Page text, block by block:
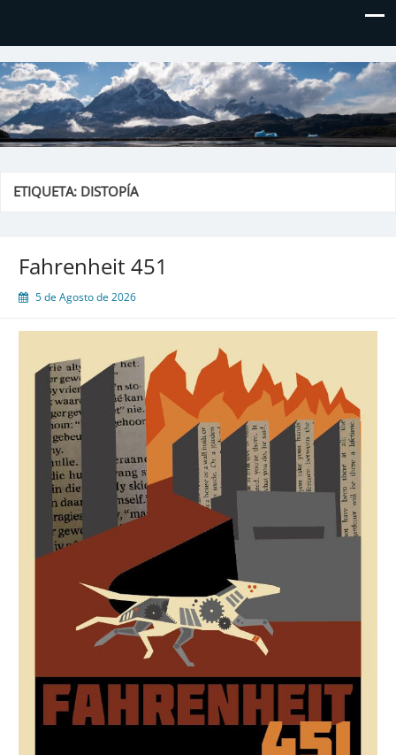
El blog de Don Hielos
ETIQUETA: DISTOPÍA
Fahrenheit 451
5 de Agosto de 2026